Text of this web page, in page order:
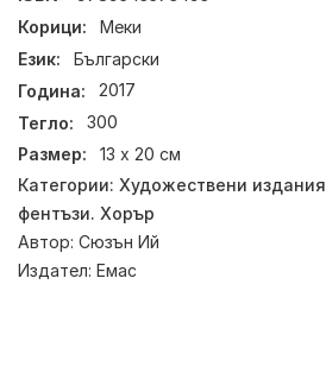
Корици:
Меки
Език:
Български
Година:
2017
Тегло:
300
Размер:
13 х 20 см
Категории: Художествени издания
фентъзи. Хорър
Автор: Сюзън Ий
Издател: Емас